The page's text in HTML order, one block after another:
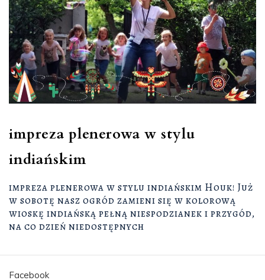
impreza plenerowa w stylu
indiańskim
impreza plenerowa w stylu indiańskim Houk! Już
w sobotę nasz ogród zamieni się w kolorową
wioskę indiańską pełną niespodzianek i przygód,
na co dzień niedostępnych
Facebook